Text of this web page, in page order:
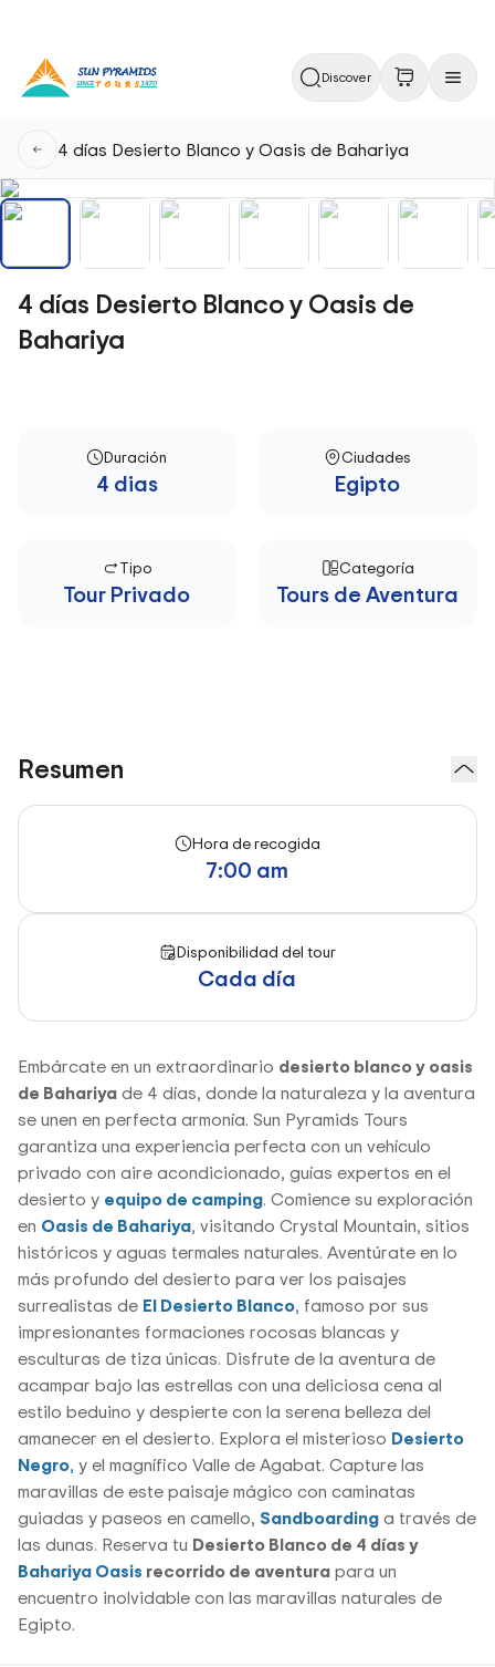
Discover
4 días Desierto Blanco y Oasis de Bahariya
4 días Desierto Blanco y Oasis de
Bahariya
Duración
4 dias
Ciudades
Egipto
Tipo
Tour Privado
Categoría
Tours de Aventura
Resumen
Hora de recogida
7:00 am
Disponibilidad del tour
Cada día
Embárcate en un extraordinario desierto blanco y oasis
de Bahariyade 4 días, donde la naturaleza y la aventura
se unen en perfecta armonía. Sun Pyramids Tours
garantiza una experiencia perfecta con un vehículo
privado con aire acondicionado, guías expertos en el
desierto y equipo de camping. Comience su exploración
en Oasis de Bahariya, visitando Crystal Mountain, sitios
históricos y aguas termales naturales. Aventúrate en lo
más profundo del desierto para ver los paisajes
surrealistas de El Desierto Blanco, famoso por sus
impresionantes formaciones rocosas blancas y
esculturas de tiza únicas. Disfrute de la aventura de
acampar bajo las estrellas con una deliciosa cena al
estilo beduino y despierte con la serena belleza del
amanecer en el desierto. Explora el misterioso Desierto
Negro, y el magnífico Valle de Agabat. Capture las
maravillas de este paisaje mágico con caminatas
guiadas y paseos en camello, Sandboardinga través de
las dunas. Reserva tu Desierto Blanco de 4 días y
Bahariya Oasis recorrido de aventurapara un
encuentro inolvidable con las maravillas naturales de
Egipto.